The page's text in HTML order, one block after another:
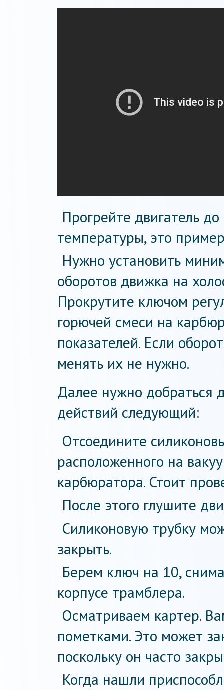
Прогрейте двигатель
температуры, это
Нужно установить
оборотов движка на
Прокрутите ключом
горючей смеси на
показателей. Если
менять их не нужно.
Далее нужно добраться
действий следующий:
Отсоедините
расположенного на
карбюратора. Стоит
После этого глушите
Силиконовую трубку
закрыть.
Берем ключ на 10,
корпусе трамблера.
Осматриваем картер.
пометками. Это может
поскольку он часто
Когда нашли